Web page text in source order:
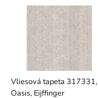
Vliesová tapeta 317331,
Oasis, Eijffinger